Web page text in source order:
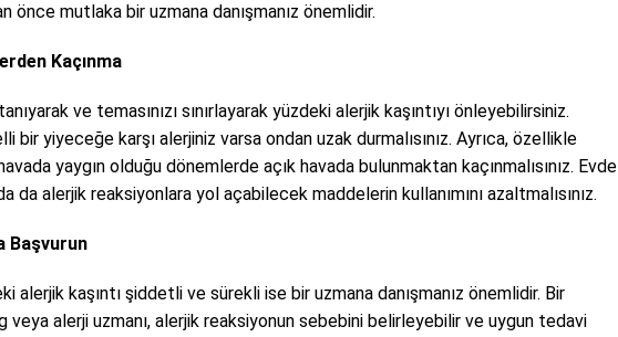
önce mutlaka bir uzmana danışmanız önemlidir.
Kaçınma
ve temasınızı sınırlayarak yüzdeki alerjik kaşıntıyı önleyebilirsiniz.
bir yiyeceğe karşı alerjiniz varsa ondan uzak durmalısınız. Ayrıca, özellikle
yaygın olduğu dönemlerde açık havada bulunmaktan kaçınmalısınız. Evde
da alerjik reaksiyonlara yol açabilecek maddelerin kullanımını azaltmalısınız.
Başvurun
alerjik kaşıntı şiddetli ve sürekli ise bir uzmana danışmanız önemlidir. Bir
veya alerji uzmanı, alerjik reaksiyonun sebebini belirleyebilir ve uygun tedavi